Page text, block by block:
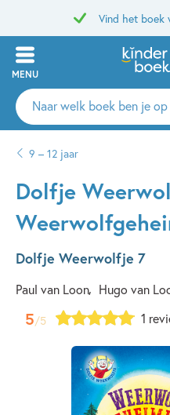
Vind het boek
MENU
Zoeken
naar
auteurs
uitgevers
9 – 12 jaar
Dolfje
Dolfje Weerwolfje 7
Paul van Loon Hugo van
5/5 1